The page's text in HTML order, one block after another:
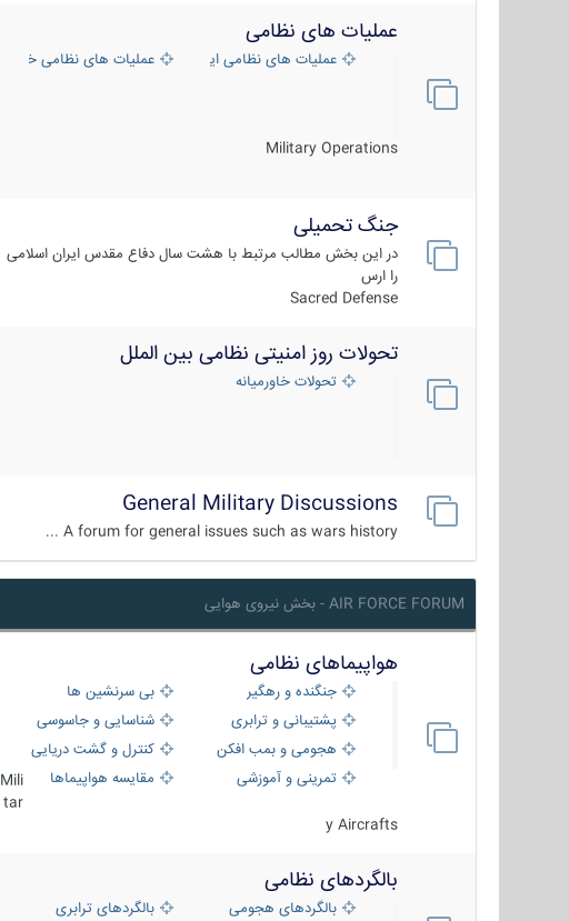
عملیات های نظامی
عملیات های نظامی ایران عملیات های نظامی خارجی
Military Operations
جنگ تحمیلی
در این بخش مطالب مرتبط با هشت سال دفاع مقدس ایران اسلامی
را ارس
Sacred Defense
تحولات روز امنیتی نظامی بین الملل
تحولات خاورمیانه
General Military Discussions
A forum for general issues such as wars history ...
AIR FORCE FORUM - بخش نیروی هوایی
هواپیماهای نظامی
جنگنده و رهگیر
بی سرنشین ها
پشتیبانی و ترابری
شناسایی و جاسوسی
هجومی و بمب افکن
کنترل و گشت دریایی
تمرینی و آموزشی
مقایسه هواپیماها
Mili
tar
y Aircrafts
بالگردهای نظامی
بالگردهای هجومی
بالگردهای ترابری